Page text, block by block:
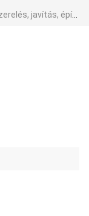
javítás, építkezés